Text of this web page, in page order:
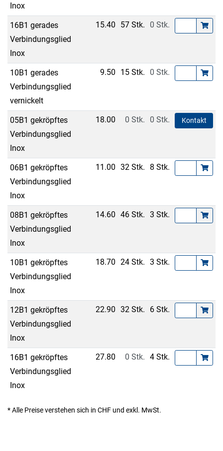
Inox
16B1 gerades
Verbindungsglied
Inox
15.40 57 Stk. 0 Stk.
10B1 gerades
Verbindungsglied
vernickelt
9.50 15 Stk. 0 Stk.
05B1 gekröpftes
Verbindungsglied
Inox
18.00 0 Stk. 0 Stk. Kontakt
06B1 gekröpftes
Verbindungsglied
Inox
11.00 32 Stk. 8 Stk.
08B1 gekröpftes
Verbindungsglied
Inox
14.60 46 Stk. 3 Stk.
10B1 gekröpftes
Verbindungsglied
Inox
18.70 24 Stk. 3 Stk.
12B1 gekröpftes
Verbindungsglied
Inox
22.90 32 Stk. 6 Stk.
16B1 gekröpftes
Verbindungsglied
Inox
27.80 0 Stk. 4 Stk.
* Alle Preise verstehen sich in CHF und exkl. MwSt.